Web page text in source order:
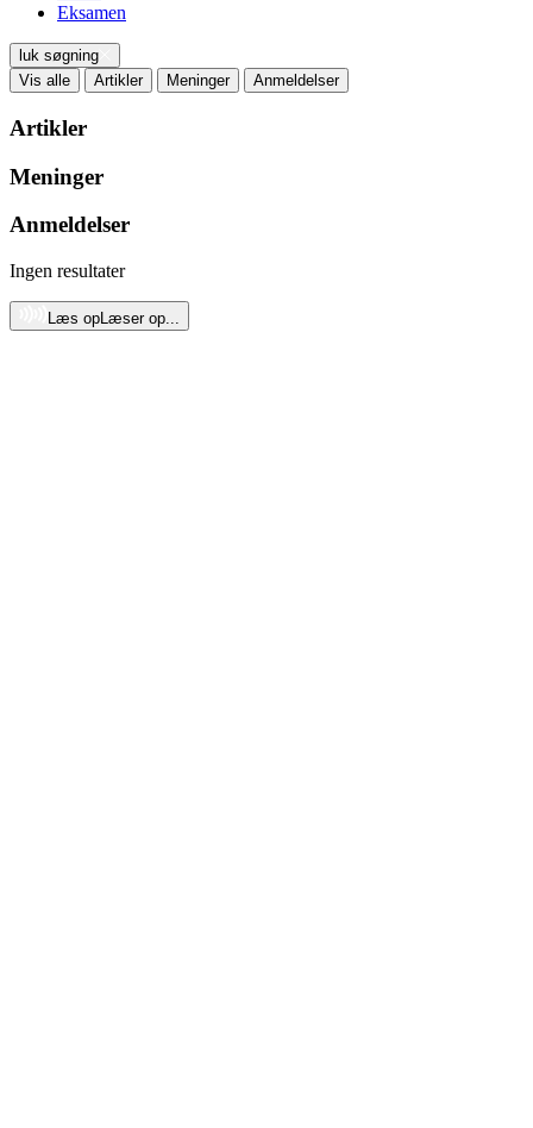
Eksamen
luk søgning
Vis alle
Artikler Meninger Anmeldelser
Artikler
Meninger
Anmeldelser
Ingen resultater
Læs opLæser op...